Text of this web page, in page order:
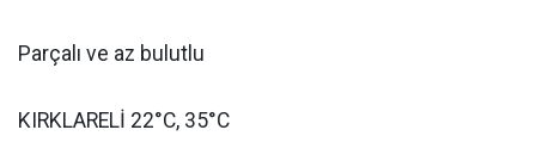
Parçalı ve az bulutlu
KIRKLARELİ 22°C, 35°C